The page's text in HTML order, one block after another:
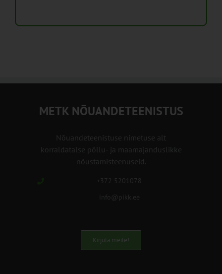
METK NÕUANDETEENISTUS
Nõuandeteenistuse nimetuse alt
korraldatalse põllu- ja maamajanduslikke
nõustamisteenuseid.
+372 5201078
info@pikk.ee
Kirjuta meile!